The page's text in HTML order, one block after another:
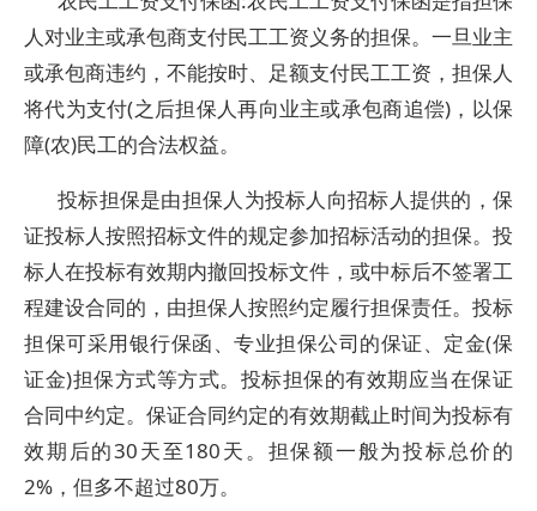
人对业主或承包商支付民工工资义务的担保。一旦业主
或承包商违约，不能按时、足额支付民工工资，担保人
将代为支付(之后担保人再向业主或承包商追偿)，以保
障(农)民工的合法权益。
投标担保是由担保人为投标人向招标人提供的，保
证投标人按照招标文件的规定参加招标活动的担保。投
标人在投标有效期内撤回投标文件，或中标后不签署工
程建设合同的，由担保人按照约定履行担保责任。投标
担保可采用银行保函、专业担保公司的保证、定金(保
证金)担保方式等方式。投标担保的有效期应当在保证
合同中约定。保证合同约定的有效期截止时间为投标有
效期后的30天至180天。担保额一般为投标总价的
2%，但多不超过80万。